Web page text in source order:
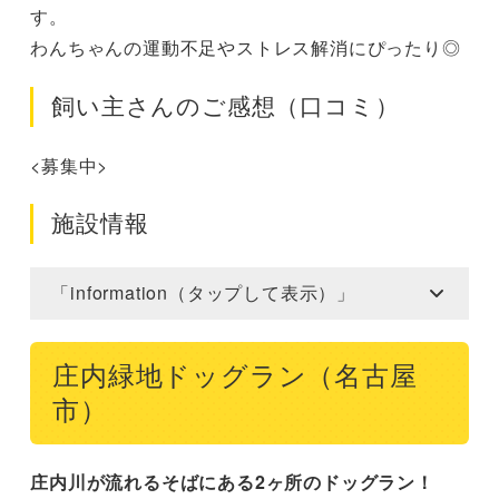
す。
わんちゃんの運動不足やストレス解消にぴったり◎
飼い主さんのご感想（口コミ）
<募集中>
施設情報
「information（タップして表示）」
庄内緑地ドッグラン（名古屋
市）
庄内川が流れるそばにある2ヶ所のドッグラン！